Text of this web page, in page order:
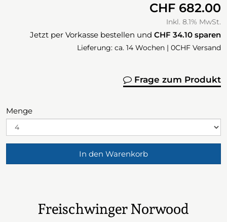
CHF 682.00
Inkl. 8.1% MwSt.
Jetzt per Vorkasse bestellen und CHF 34.10 sparen
Lieferung: ca. 14 Wochen | 0CHF Versand
Frage zum Produkt
Menge
In den Warenkorb
Freischwinger Norwood